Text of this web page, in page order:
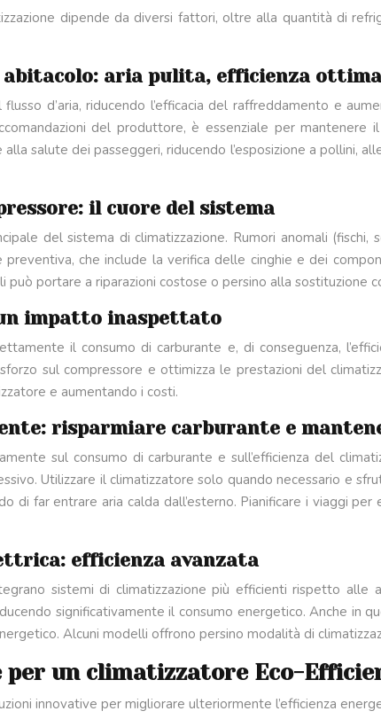
dipende da diversi fattori, oltre alla quantità di
aria pulita, efficienza ottima
d’aria, riducendo l’efficacia del raffreddamento e
del produttore, è essenziale per
alla salute dei passeggeri, riducendo l’esposizione a
il cuore del sistema
del sistema di climatizzazione. Rumori anomali
preventiva, che include la verifica delle cinghie e dei
può portare a riparazioni costose o persino alla sostituzione
impatto inaspettato
il consumo di carburante e, di conseguenza,
sul compressore e ottimizza le prestazioni del
e aumentando i costi.
risparmiare carburante e
sul consumo di carburante e sull’efficienza del
Utilizzare il climatizzatore solo quando necessario e
di far entrare aria calda dall’esterno. Pianificare i viaggi
efficienza avanzata
sistemi di climatizzazione più efficienti rispetto
significativamente il consumo energetico. Anche in
Alcuni modelli offrono persino modalità di
per un climatizzatore Eco-
innovative per migliorare ulteriormente l’efficienza